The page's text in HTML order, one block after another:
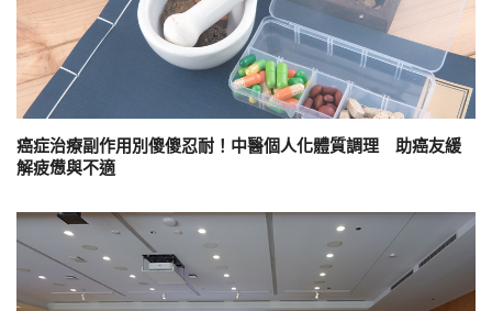
癌症治療副作用別傻傻忍耐！中醫個人化體質調理 助癌友緩
解疲憊與不適